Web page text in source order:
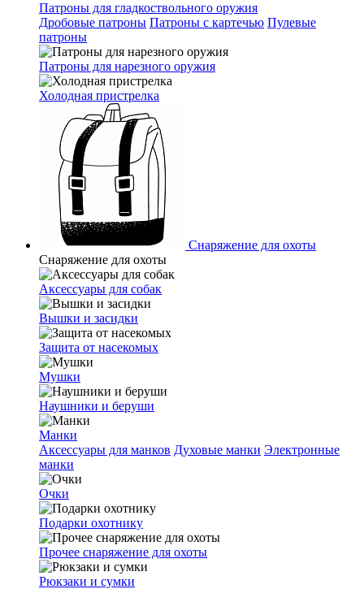
Патроны для гладкоствольного оружия
Дробовые патроны Патроны с картечью Пулевые
патроны
Патроны для нарезного оружия
Холодная пристрелка
Снаряжение для охоты
Снаряжение для охоты
Аксессуары для собак
Вышки и засидки
Защита от насекомых
Мушки
Наушники и беруши
Манки
Аксессуары для манков Духовые манки Электронные
манки
Очки
Подарки охотнику
Прочее снаряжение для охоты
Рюкзаки и сумки